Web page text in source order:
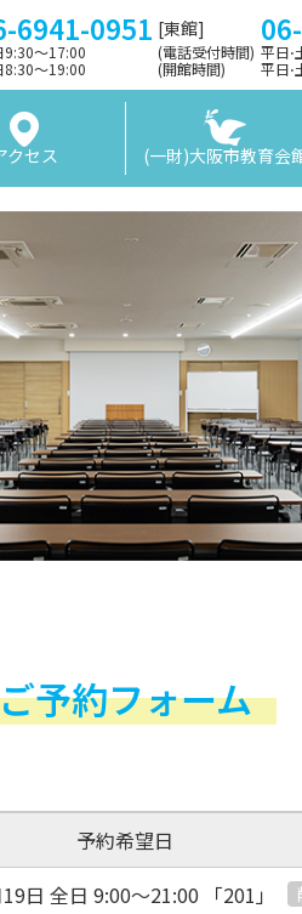
6941-0951
9:30〜17:00
8:30〜19:00
[東館]
(電話受付時間) 平日⋅
(開館時間)
平日⋅
クセス (一財)大阪市教育会
予約フォーム
予約希望日
日 全日 9:00～21:00 「201」